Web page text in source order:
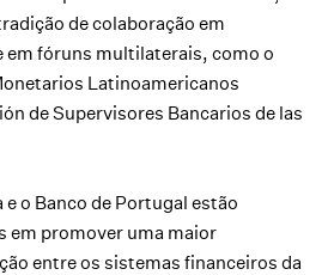
de colaboração em
em fóruns multilaterais, como o
Latinoamericanos
de Supervisores Bancarios de las
e o Banco de Portugal estão
em promover uma maior
entre os sistemas financeiros da